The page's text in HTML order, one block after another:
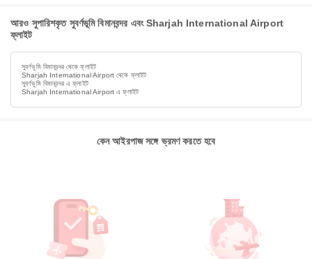
আরও সুপারিশকৃত সুবর্ণভূমি বিমানবন্দর এবং Sharjah International Airport
ফ্লাইট
সুবর্ণভূমি বিমানবন্দর থেকে ফ্লাইট
Sharjah International Airport থেকে ফ্লাইট
সুবর্ণভূমি বিমানবন্দর এ ফ্লাইট
Sharjah International Airport এ ফ্লাইট
কেন আইরপাজ সঙ্গে ভ্রমণ করতে হবে